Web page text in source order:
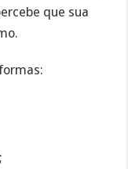
que sua